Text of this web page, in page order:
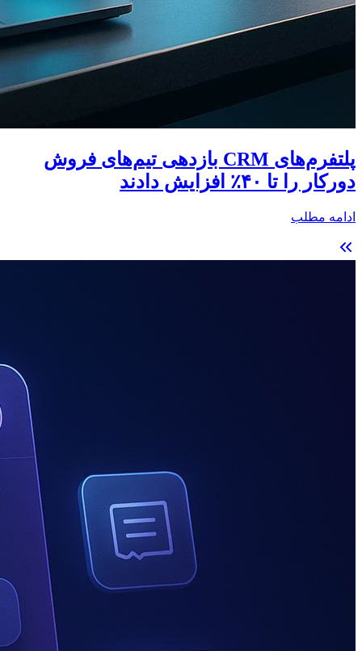
پلتفرم‌های CRM بازدهی تیم‌های فروش
دورکار را تا ۴۰٪ افزایش دادند
ادامه مطلب